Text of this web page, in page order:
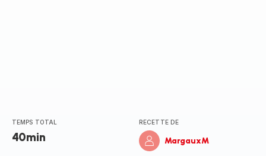
TEMPS TOTAL
40min
RECETTE DE
MargauxM